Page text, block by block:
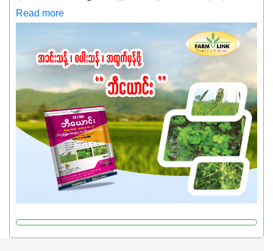
ကလည်း တက်နေတဲ့ဒီလိုအချိန်မှာ သွင်းအားစုဖိုးကို လျှော့ချပြီး
အထွက်နှုန်းကို ထိန်းထားနိုင်မှ ဦးကြီးတို့ အဆင်ပြေမှာနော် ✔️ဒါ
ကြောင့် ကိုယ်သုံးသမျှ ကိုယ့်အတွက်အကျိုးရစေမယ့်
အရည်အသွေးစိတ်ချရတဲ့ သွင်းအားစုပစ္စည်းတွေကိုပဲ ရွေးချယ်
သုံးသင့်ပါတယ်။
Read more